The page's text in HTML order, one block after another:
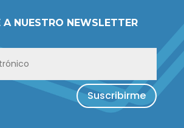
A NUESTRO NEWSLETTER
Suscribirme